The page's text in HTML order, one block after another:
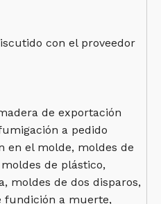
con el proveedor
de exportación
a pedido
en el molde, moldes de
de plástico,
moldes de dos disparos,
fundición a muerte,